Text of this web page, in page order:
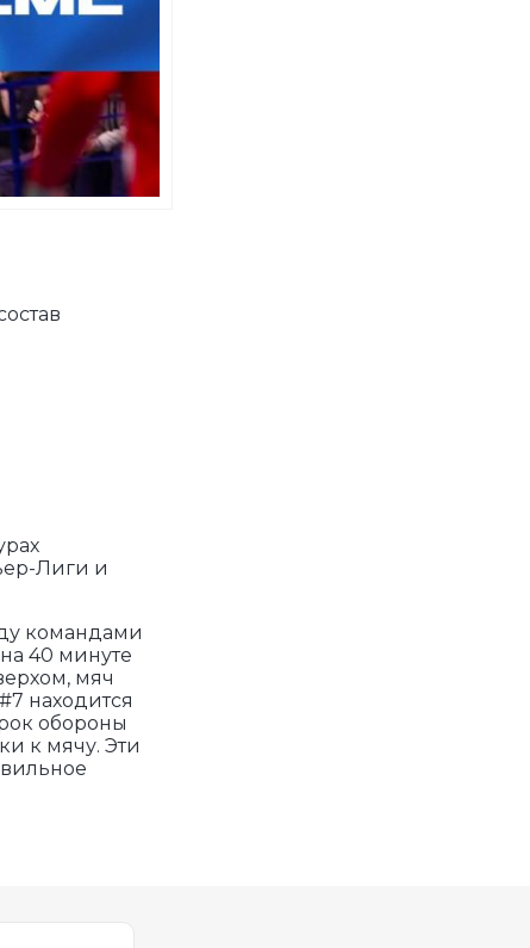
Лиги и
командами
40 минуте
мяч
находится
обороны
к мячу. Эти